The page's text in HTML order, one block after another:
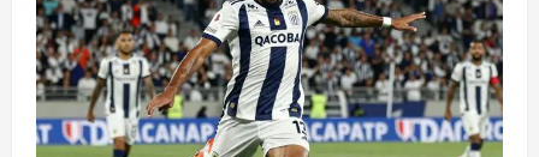
chế
tương
lai:
Bouaddi
và
những
viên
ngọc
thô